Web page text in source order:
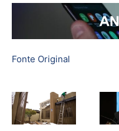
Fonte Original